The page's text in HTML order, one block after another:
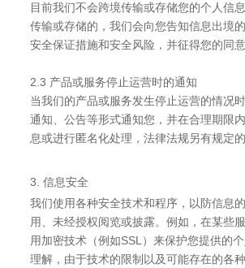
目前我们不会跨境传输或存储您的个人信
传输或存储的，我们会向您告知信息出境
安全保证措施和安全风险，并征得您的同意
2.3 产品或服务停止运营时的通知
当我们的产品或服务发生停止运营的情况
通知、公告等形式通知您，并在合理期限
息或进行匿名化处理，法律法规另有规定的
3. 信息安全
我们使用各种安全技术和程序，以防信息
用、未经授权阅览或披露。例如，在某些
用加密技术（例如SSL）来保护您提供的
理解，由于技术的限制以及可能存在的各